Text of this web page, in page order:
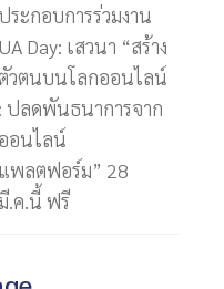
ประกอบการร่วมงาน
UA Day: เสวนา “สร้าง
วตนบนโลกออนไลน์
: ปลดพันธนาการจาก
ออนไลน์
แพลตฟอร์ม” 28
มี.ค.นี้ ฟรี